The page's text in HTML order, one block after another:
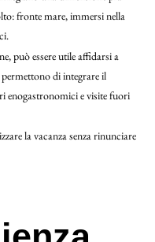
fronte mare, immersi nella
può essere utile affidarsi a
permettono di integrare il
enogastronomici e visite fuori
la vacanza senza rinunciare